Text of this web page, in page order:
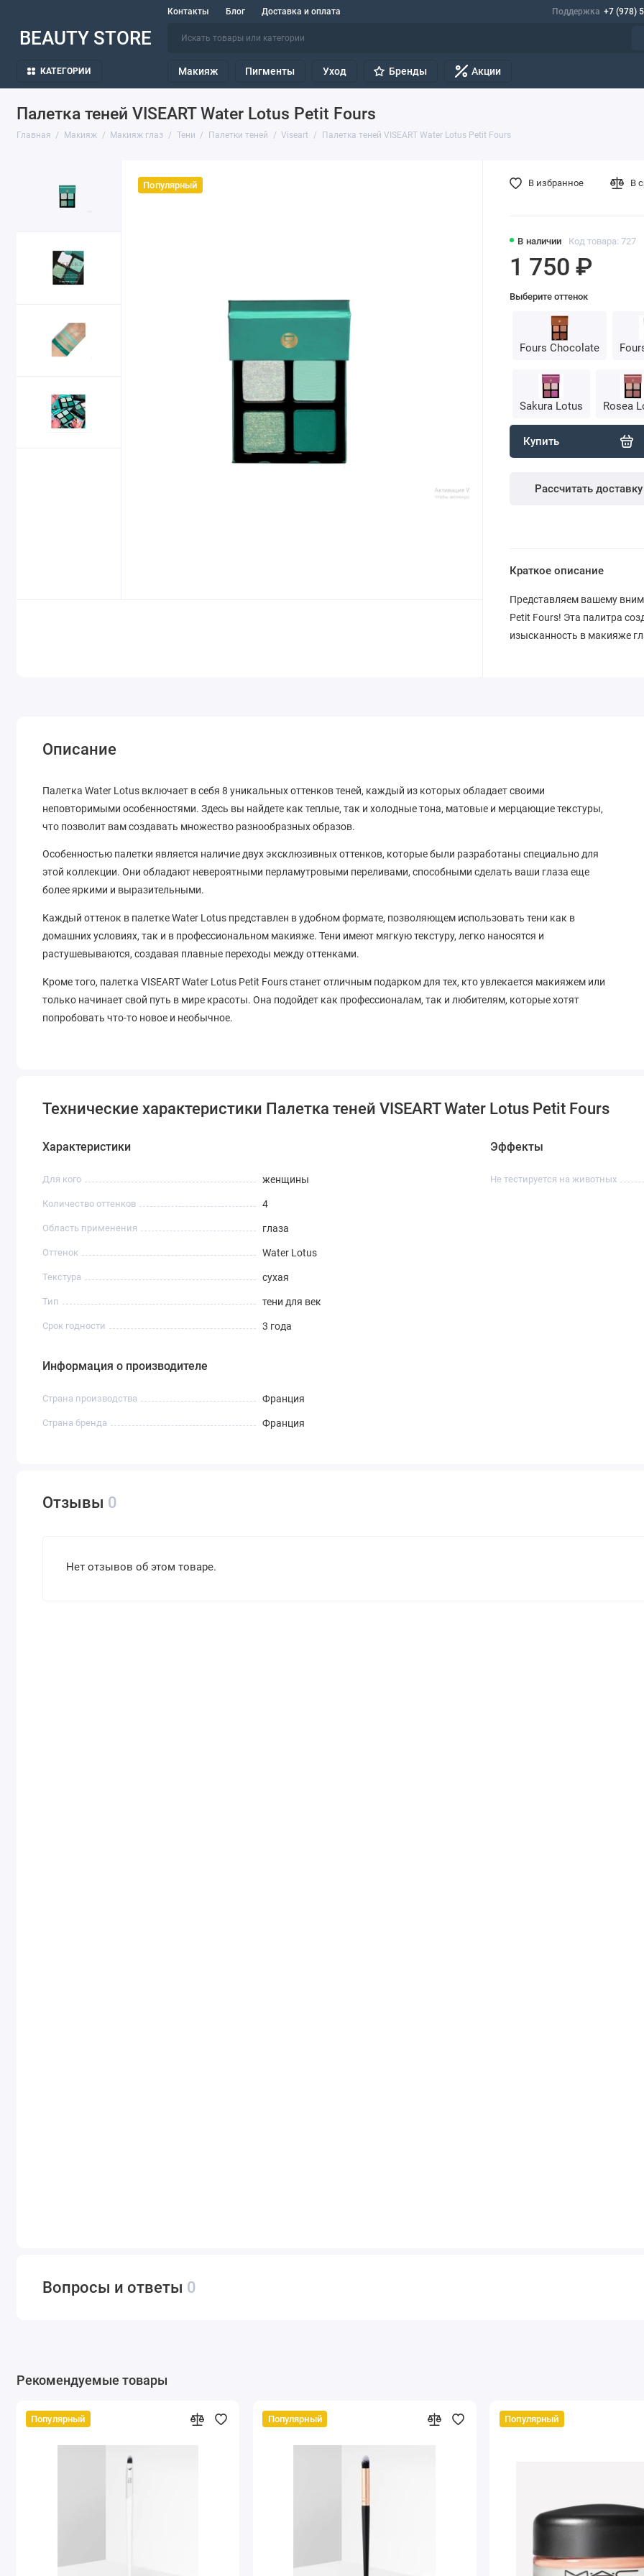
Контакты Блог Доставка и оплата Поддержка +7 (978)
BEAUTY STORE
КАТЕГОРИИ Макияж Пигменты Уход Бренды Акции
Палетка теней VISEART Water Lotus Petit Fours
Главная Макияж Макияж глаз Тени Палетки теней Viseart Палетка теней VISEART Water Lotus Petit Fours
Популярный
В наличии Код товара: 727
1 750 ₽
Выберите оттенок
Fours Chocolate
Sakura Lotus Rosea
Купить
Рассчитать доставку
В избранное В
Краткое описание
Представляем вашему
Petit Fours! Эта палитра
изысканность в макияже
Описание
Палетка Water Lotus включает в себя 8 уникальных оттенков теней, каждый из которых обладает своими
неповторимыми особенностями. Здесь вы найдете как теплые, так и холодные тона, матовые и мерцающие текстуры,
что позволит вам создавать множество разнообразных образов.
Особенностью палетки является наличие двух эксклюзивных оттенков, которые были разработаны специально для
этой коллекции. Они обладают невероятными перламутровыми переливами, способными сделать ваши глаза еще
более яркими и выразительными.
Каждый оттенок в палетке Water Lotus представлен в удобном формате, позволяющем использовать тени как в
домашних условиях, так и в профессиональном макияже. Тени имеют мягкую текстуру, легко наносятся и
растушевываются, создавая плавные переходы между оттенками.
Кроме того, палетка VISEART Water Lotus Petit Fours станет отличным подарком для тех, кто увлекается макияжем или
только начинает свой путь в мире красоты. Она подойдет как профессионалам, так и любителям, которые хотят
попробовать что-то новое и необычное.
Технические характеристики Палетка теней VISEART Water Lotus Petit Fours
Характеристики
Для кого женщины
Количество оттенков 4
Область применения глаза
Оттенок Water Lotus
Текстура сухая
Тип тени для век
Срок годности 3 года
Эффекты
Не тестируется на животных
Информация о производителе
Страна производства Франция
Страна бренда Франция
Отзывы 0
Нет отзывов об этом товаре.
Вопросы и ответы 0
Рекомендуемые товары
Популярный Популярный Популярный